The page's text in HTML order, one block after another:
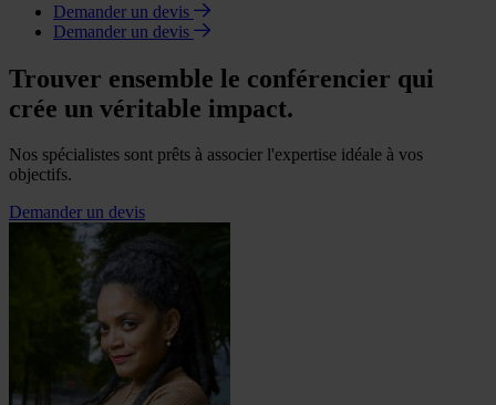
Demander un devis
Demander un devis
Trouver ensemble le conférencier qui
crée un véritable impact.
Nos spécialistes sont prêts à associer l'expertise idéale à vos
objectifs.
Demander un devis